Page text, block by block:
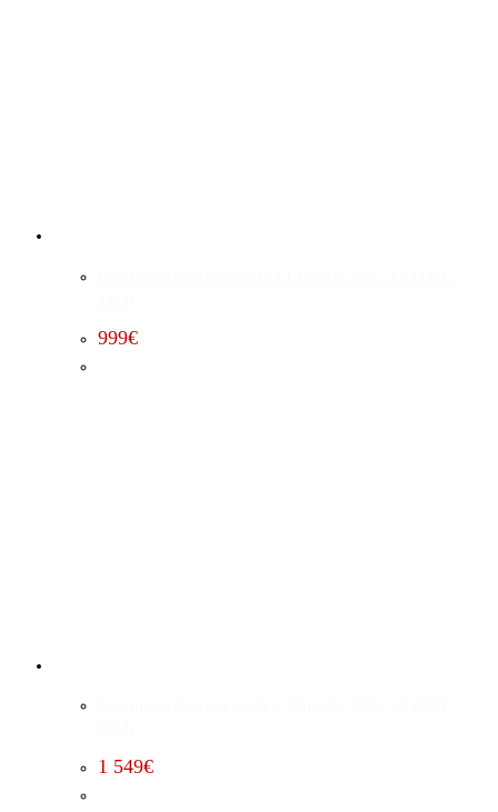
999€
1 549€